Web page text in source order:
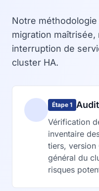
Notre
migration
interruption de
cluster HA.
Étape 1
Vérification
inventaire
tiers, version
général du
risques